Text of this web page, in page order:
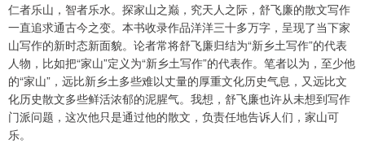
仁者乐山，智者乐水。探家山之巅，究天人之际，舒飞廉的散文写作
一直追求通古今之变。本书收录作品洋洋三十多万字，呈现了当下家
山写作的新时态新面貌。论者常将舒飞廉归结为“新乡土写作”的代表
人物，比如把“家山”定义为“新乡土写作”的代表作。笔者以为，至少他
的“家山”，远比新乡土多些难以丈量的厚重文化历史气息，又远比文
化历史散文多些鲜活浓郁的泥腥气。我想，舒飞廉也许从未想到写作
门派问题，这次他只是通过他的散文，负责任地告诉人们，家山可
乐。